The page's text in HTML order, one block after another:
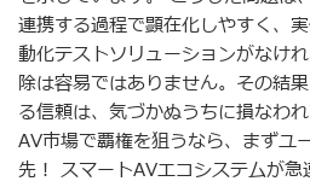
連携する過程で顕在化しやすく、
動化テストソリューションがなけ
除は容易ではありません。その結
る信頼は、気づかぬうちに損なわ
AV市場で覇権を狙うなら、まずユ
先！ スマートAVエコシステムが